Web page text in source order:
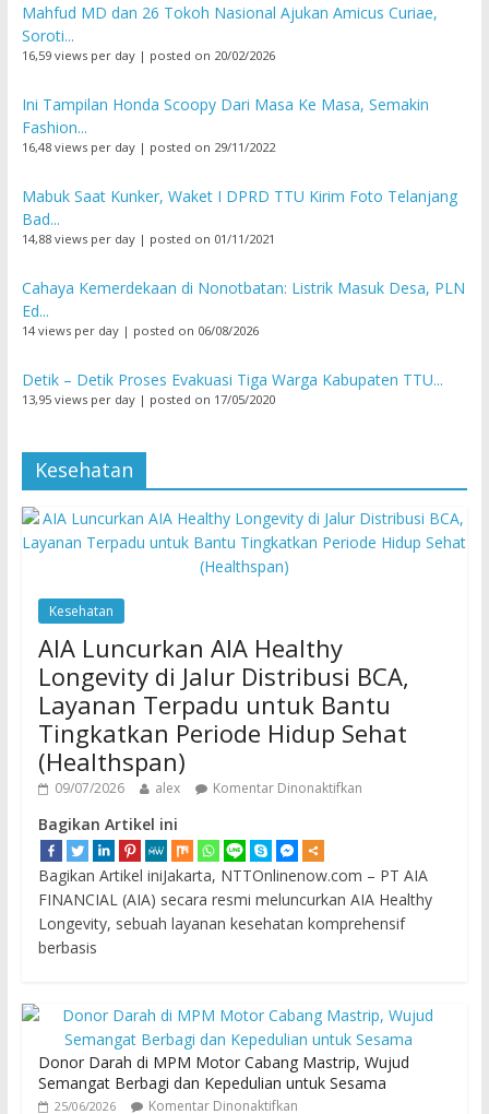
Mahfud MD dan 26 Tokoh Nasional Ajukan Amicus Curiae,
Soroti...
16,59 views per day| posted on 20/02/2026
Ini Tampilan Honda Scoopy Dari Masa Ke Masa, Semakin
Fashion...
16,48 views per day| posted on 29/11/2022
Mabuk Saat Kunker, Waket I DPRD TTU Kirim Foto Telanjang
Bad...
14,88 views per day| posted on 01/11/2021
Cahaya Kemerdekaan di Nonotbatan: Listrik Masuk Desa, PLN
Ed...
14 views per day| posted on 06/08/2026
Detik – Detik Proses Evakuasi Tiga Warga Kabupaten TTU...
13,95 views per day| posted on 17/05/2020
Kesehatan
Kesehatan
AIA Luncurkan AIA Healthy
Longevity di Jalur Distribusi BCA,
Layanan Terpadu untuk Bantu
Tingkatkan Periode Hidup Sehat
(Healthspan)
09/07/2026 alex Komentar Dinonaktifkan
Bagikan Artikel ini
Bagikan Artikel iniJakarta, NTTOnlinenow.com – PT AIA
FINANCIAL (AIA) secara resmi meluncurkan AIA Healthy
Longevity, sebuah layanan kesehatan komprehensif
berbasis
Donor Darah di MPM Motor Cabang Mastrip, Wujud
Semangat Berbagi dan Kepedulian untuk Sesama
25/06/2026 Komentar Dinonaktifkan